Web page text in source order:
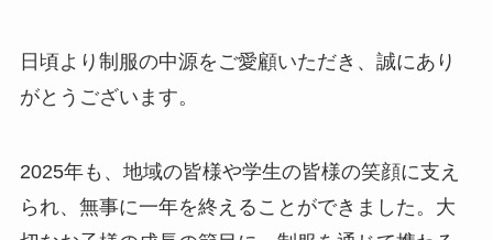
日頃より制服の中源をご愛顧いただき、誠にあり
がとうございます。
2025年も、地域の皆様や学生の皆様の笑顔に支え
られ、無事に一年を終えることができました。大